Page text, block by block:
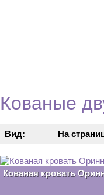
Кованые
Вид:
На
Кованая кровать